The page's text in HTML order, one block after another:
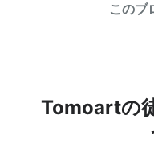
このブ
Tomoartの